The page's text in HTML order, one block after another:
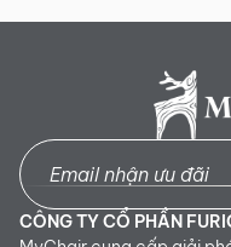
CÔNG TY CỔ PHẦN